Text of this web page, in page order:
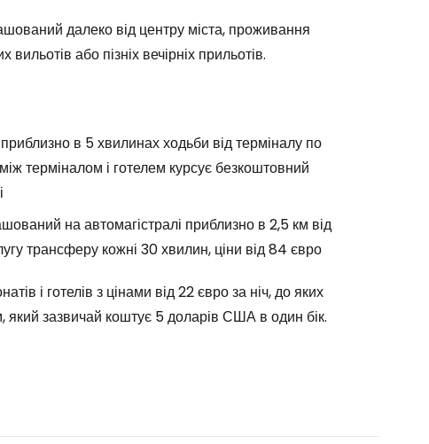
далеко від центру міста, проживання
або пізніх вечірніх прильотів.
в 5 хвилинах ходьби від терміналу по
терміналом і готелем курсує безкоштовний
на автомагістралі приблизно в 2,5 км від
трансферу кожні 30 хвилин, ціни від 84 євро
і готелів з цінами від 22 євро за ніч, до яких
зазвичай коштує 5 доларів США в один бік.
Cestee
Продовжуйте у Facebook